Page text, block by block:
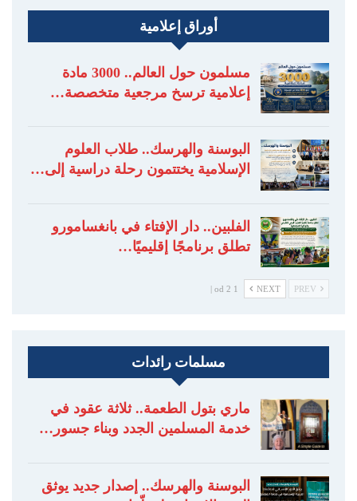
أوراق إعلامية
مسلمون حول العالم.. 3000 مادة
إعلامية ترسخ مرجعية متخصصة…
البوسنة والهرسك.. طلاب العلوم
الإسلامية يختتمون رحلة دراسية إلى…
الفلبين.. دار الإفتاء في بانغسامورو
تطلق برنامجًا إقليميًا…
NEXT
1 od 2 |
مسلمات رائدات
ماري بتول الطعمة.. ثلاثة عقود في
خدمة المسلمين الجدد وبناء جسور…
البوسنة والهرسك.. إصدار جديد يوثق